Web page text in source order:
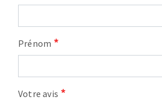
Prénom
Votre avis